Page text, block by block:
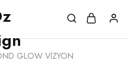
GLOW VİZYON